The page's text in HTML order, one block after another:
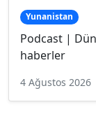
Yunanistan
Podcast |
haberler
4 Ağustos 2026